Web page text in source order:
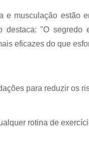
e musculação estão
destaca: "O
eficazes do que
para reduzir os
rotina de